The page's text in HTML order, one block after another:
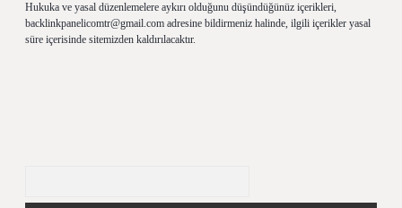
Hukuka ve yasal düzenlemelere aykırı olduğunu düşündüğünüz içerikleri,
backlinkpanelicomtr@gmail.com adresine bildirmeniz halinde, ilgili içerikler yasal
süre içerisinde sitemizden kaldırılacaktır.